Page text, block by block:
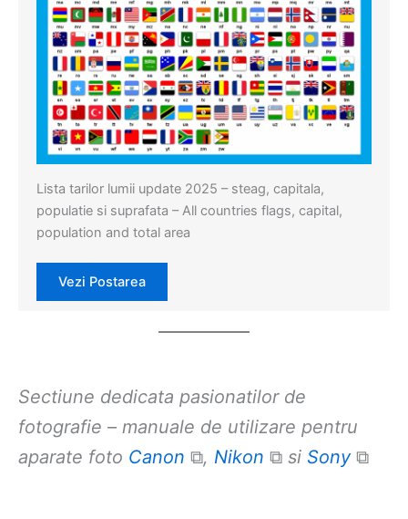
Lista tarilor lumii update 2025 – steag, capitala,
populatie si suprafata – All countries flags, capital,
population and total area
Vezi Postarea
Sectiune dedicata pasionatilor de
fotografie – manuale de utilizare pentru
aparate foto Canon ⧉, Nikon ⧉ si Sony ⧉